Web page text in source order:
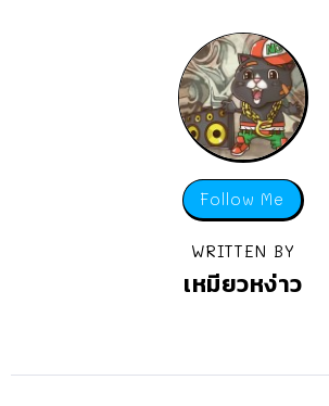
Follow Me
WRITTEN BY
เหมียวหง่าว